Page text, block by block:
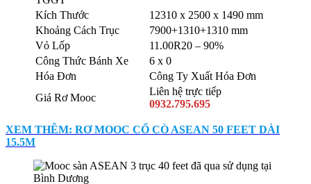
Kích Thước
12310 x 2500 x 1490 mm
Khoảng Cách Trục
7900+1310+1310 mm
Vỏ Lốp
11.00R20 – 90%
Công Thức Bánh Xe
6 x 0
Hóa Đơn
Công Ty Xuất Hóa Đơn
Giá Rơ Mooc
Liên hệ trực tiếp
0932.795.695
XEM THÊM: RƠ MOOC CỔ CÒ ASEAN 50 FEET DÀI
15.5M